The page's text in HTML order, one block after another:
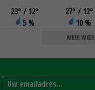
23° / 12°
5 %
27° / 12°
10 %
MEER WEER